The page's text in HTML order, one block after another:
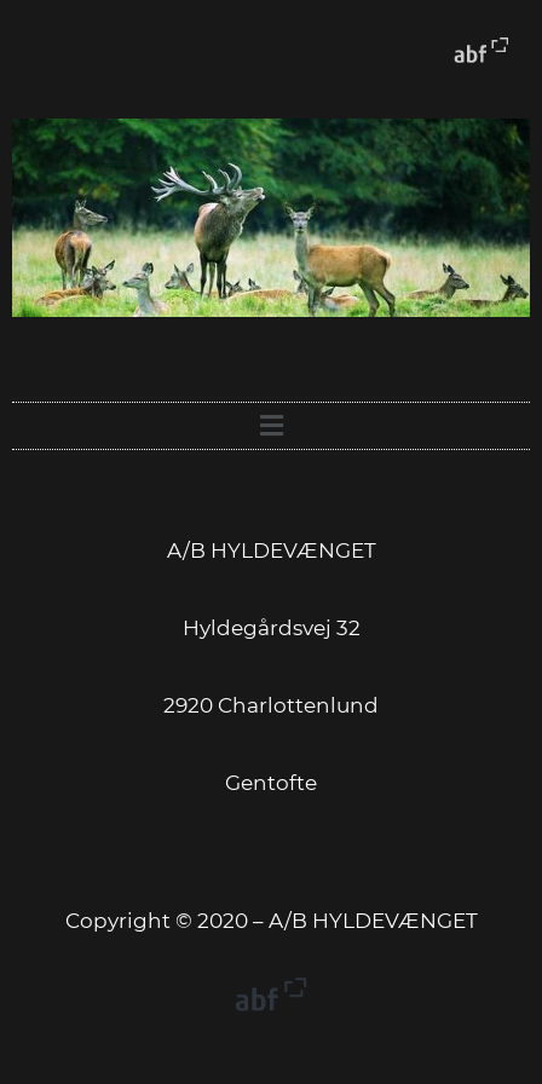
A/B HYLDEVÆNGET
Hyldegårdsvej 32
2920 Charlottenlund
Gentofte
Copyright © 2020 – A/B HYLDEVÆNGET